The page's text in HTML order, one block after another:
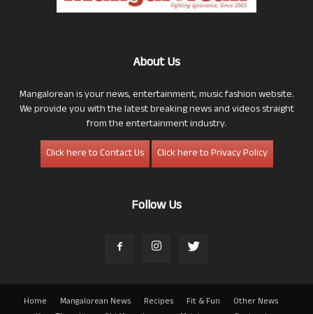
About Us
Mangalorean is your news, entertainment, music fashion website.
We provide you with the latest breaking news and videos straight
from the entertainment industry.
Click here to Contact Us
Click here to Privacy Policy
Follow Us
Home Mangalorean News Recipes Fit & Fun
Other News